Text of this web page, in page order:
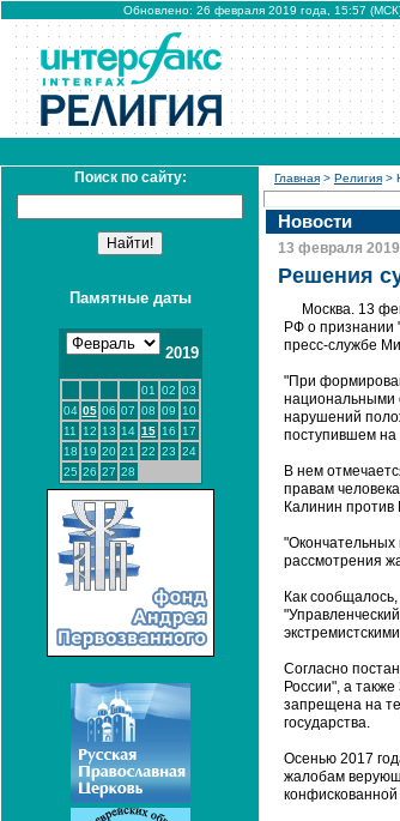
Обновлено: 26 февраля 2019 года, 15:57
Поиск по сайту:
Памятные даты
2019
01 02 03
04 05 06 07 08 09
10
11
12 13 14 15 16
17
18 19 20 21 22 23 24
25 26 27 28
Главная > Религия >
Новости
13 февраля
Решения
Москва. 13
РФ о признании
пресс-службе
"При
национальными
нарушений
поступившем на
В нем
правам
Калинин против
рассмотрения
Как
Согласно
России", а
запрещена на
государства.
Осенью 2017
жалобам